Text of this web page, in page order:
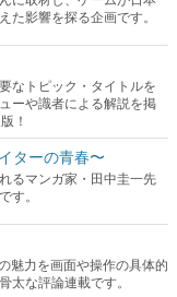
た影響を探る企画です。
なトピック・タイトルを
ーや識者による解説を掲
！
ターの青春〜
るマンガ家・田中圭一先
す。
魅力を画面や操作の具体的
太な評論連載です。